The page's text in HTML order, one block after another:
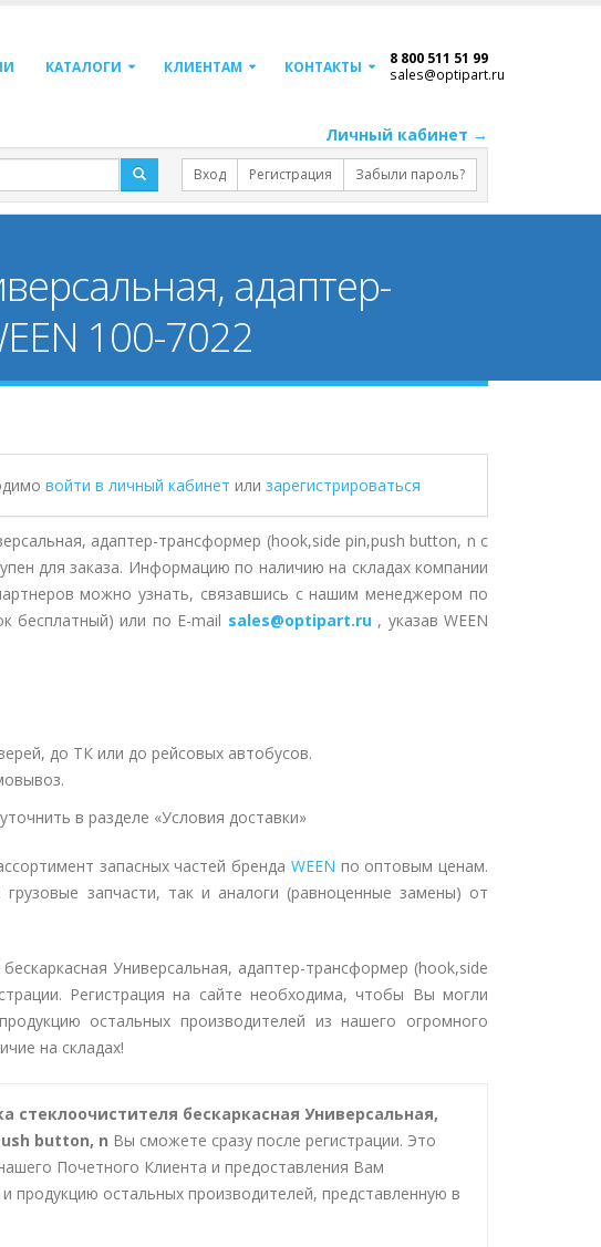
КАТАЛОГИ КЛИЕНТАМ КОНТАКТЫ 8 800 511 51 99
sales@optipart.ru
Личный кабинет →
Вход Регистрация Забыли пароль?
адаптер-
100-7022
войти в личный кабинет или зарегистрироваться
адаптер-трансформер (hook,side pin,push button, n с
для заказа. Информацию по наличию на складах компании
можно узнать, связавшись с нашим менеджером по
бесплатный) или по E-mail sales@optipart.ru , указав WEEN
до ТК или до рейсовых автобусов.
в разделе «Условия доставки»
запасных частей бренда WEEN по оптовым ценам.
запчасти, так и аналоги (равноценные замены) от
Универсальная, адаптер-трансформер (hook,side
Регистрация на сайте необходима, чтобы Вы могли
остальных производителей из нашего огромного
на складах!
стеклоочистителя бескаркасная Универсальная,
button, n Вы сможете сразу после регистрации. Это
Почетного Клиента и предоставления Вам
и продукцию остальных производителей, представленную в